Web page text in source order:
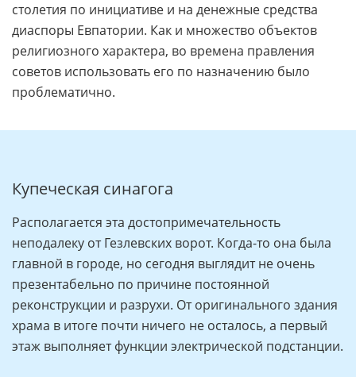
столетия по инициативе и на денежные средства
диаспоры Евпатории. Как и множество объектов
религиозного характера, во времена правления
советов использовать его по назначению было
проблематично.
Купеческая синагога
Располагается эта достопримечательность
неподалеку от Гезлевских ворот. Когда-то она была
главной в городе, но сегодня выглядит не очень
презентабельно по причине постоянной
реконструкции и разрухи. От оригинального здания
храма в итоге почти ничего не осталось, а первый
этаж выполняет функции электрической подстанции.